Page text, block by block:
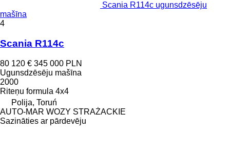
Scania R114c ugunsdzēsēju
mašīna
4
Scania R114c
80 120 € 345 000 PLN
Ugunsdzēsēju mašīna
2000
Riteņu formula 4x4
Polija, Toruń
AUTO-MAR WOZY STRAŻACKIE
Sazināties ar pārdevēju